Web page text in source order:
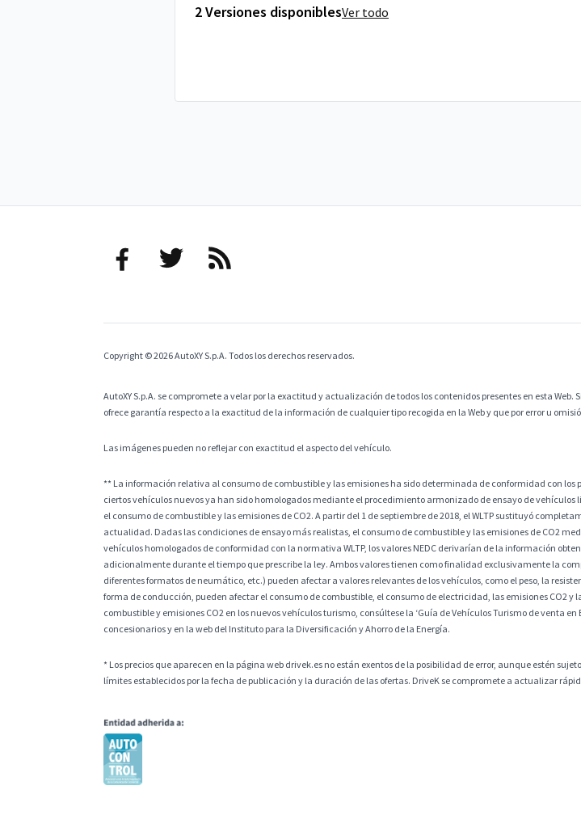
2 Versiones disponiblesVer todo
Copyright © 2026 AutoXY S.p.A. Todos los derechos reservados.
AutoXY S.p.A. se compromete a velar por la exactitud y actualización de todos los contenidos presentes en esta
ofrece garantía respecto a la exactitud de la información de cualquier tipo recogida en la Web y que por error u
Las imágenes pueden no reflejar con exactitud el aspecto del vehículo.
** La información relativa al consumo de combustible y las emisiones ha sido determinada de conformidad con
ciertos vehículos nuevos ya han sido homologados mediante el procedimiento armonizado de ensayo de
el consumo de combustible y las emisiones de CO2. A partir del 1 de septiembre de 2018, el WLTP sustituyó
actualidad. Dadas las condiciones de ensayo más realistas, el consumo de combustible y las emisiones de CO2
vehículos homologados de conformidad con la normativa WLTP, los valores NEDC derivarían de la información
adicionalmente durante el tiempo que prescribe la ley. Ambos valores tienen como finalidad exclusivamente la
diferentes formatos de neumático, etc.) pueden afectar a valores relevantes de los vehículos, como el peso, la
forma de conducción, pueden afectar el consumo de combustible, el consumo de electricidad, las emisiones CO2
combustible y emisiones CO2 en los nuevos vehículos turismo, consúltese la ‘Guía de Vehículos Turismo de venta
concesionarios y en la web del Instituto para la Diversificación y Ahorro de la Energía.
* Los precios que aparecen en la página web drivek.es no están exentos de la posibilidad de error, aunque estén
límites establecidos por la fecha de publicación y la duración de las ofertas. DriveK se compromete a actualizar